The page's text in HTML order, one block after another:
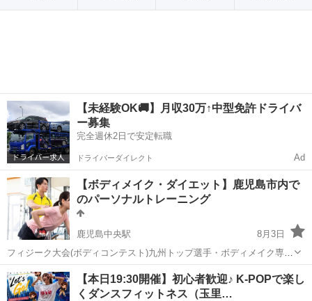
【未経験OK🚚】月収30万↑中型免許ドライバ
ー募集
完全週休2日で安定転職
ドライバーダイレクト Ad
【ボディメイク・ダイエット】鹿児島市内で
のパーソナルトレーニング
鹿児島中央駅
8月3日
フィジーク大会(ボディコンテスト)九州トップ選手・ボディメイク専門
トレーナーによるパーソナルトレーニングを受けてみませんか？✨ ◎
老若男女は問いません⚪︎ ◎マン・ツー・マンで指導いたします。 ◎専
用のトレーニングプログラ...
鹿児島 鹿児島市 鹿児島中央駅 その他
パーソナルトレーニング
【本日19:30開催】初心者歓迎♪ K-POPで楽し
くダンスフィットネス（玉里…